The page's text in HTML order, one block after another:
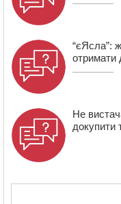
“єЯсла”:
отримати
Не
докупити